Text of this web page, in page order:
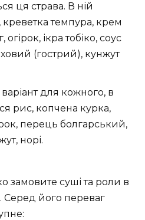
ця страва. В ній
темпура, крем
ікра тобіко, соус
(гострий), кунжут
для кожного, в
рис, копчена курка,
перець болгарський,
норі.
замовите суші та роли в
Серед його переваг